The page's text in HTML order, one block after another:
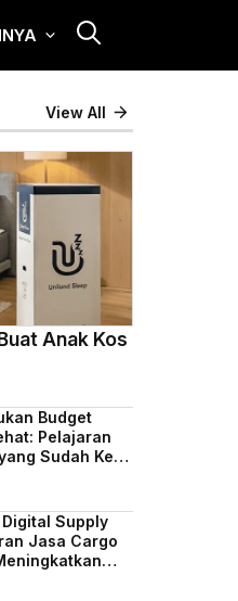
View All
Anak Kos
Budget
Pelajaran
Sudah Kena
Supply
Jasa Cargo
Indonesia